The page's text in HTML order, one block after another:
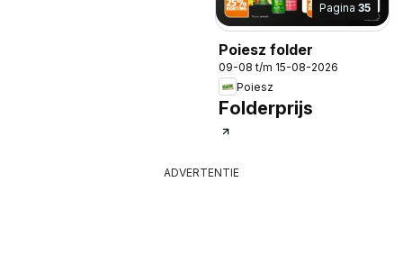
Pagina 35
Poiesz folder
09-08 t/m 15-08-2026
Poiesz
Folderprijs
ADVERTENTIE